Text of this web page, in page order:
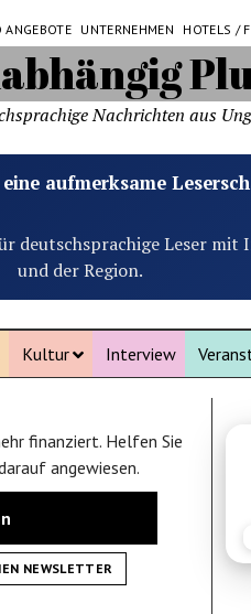
ANGEBOTE UNTERNEHMEN HOTELS /
Nachrichten aus
aufmerksame
deutschsprachige Leser mit
und der Region.
Kultur Interview
finanziert. Helfen Sie
angewiesen.
NEWSLETTER